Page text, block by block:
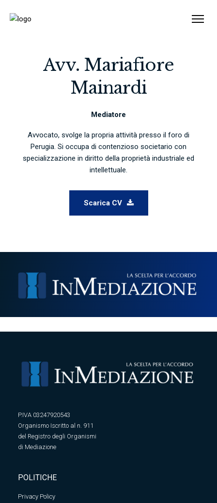
Avv. Mariafiore
Mainardi
Mediatore
Avvocato, svolge la propria attività presso il foro di
Perugia. Si occupa di contenzioso societario con
specializzazione in diritto della proprietà industriale ed
intellettuale.
Scarica CV
P.IVA 03247920543
Organismo Iscritto al n. 911
del Registro degli Organismi
di Mediazione
POLITICHE
Privacy Policy